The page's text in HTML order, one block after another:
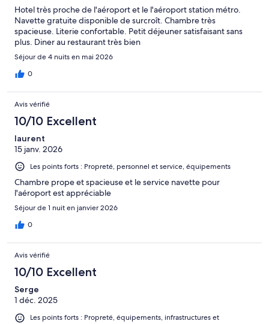
Hotel très proche de l'aéroport et le l'aéroport station métro.
Navette gratuite disponible de surcroît. Chambre très
spacieuse. Literie confortable. Petit déjeuner satisfaisant sans
plus. Diner au restaurant très bien
Séjour de 4 nuits en mai 2026
0
Avis vérifié
10/10 Excellent
laurent
15 janv. 2026
Les points forts : Propreté, personnel et service, équipements
Chambre prope et spacieuse et le service navette pour
l'aéroport est appréciable
Séjour de 1 nuit en janvier 2026
0
Avis vérifié
10/10 Excellent
Serge
1 déc. 2025
Les points forts : Propreté, équipements, infrastructures et